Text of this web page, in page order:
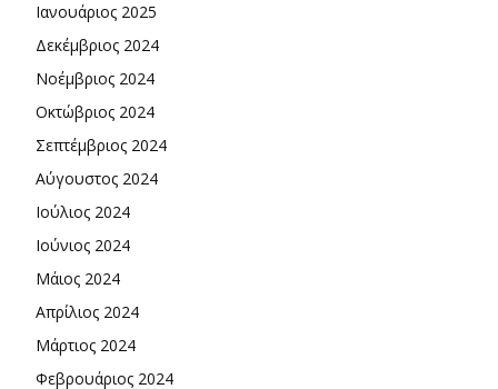
Ιανουάριος 2025
Δεκέμβριος 2024
Νοέμβριος 2024
Οκτώβριος 2024
Σεπτέμβριος 2024
Αύγουστος 2024
Ιούλιος 2024
Ιούνιος 2024
Μάιος 2024
Απρίλιος 2024
Μάρτιος 2024
Φεβρουάριος 2024